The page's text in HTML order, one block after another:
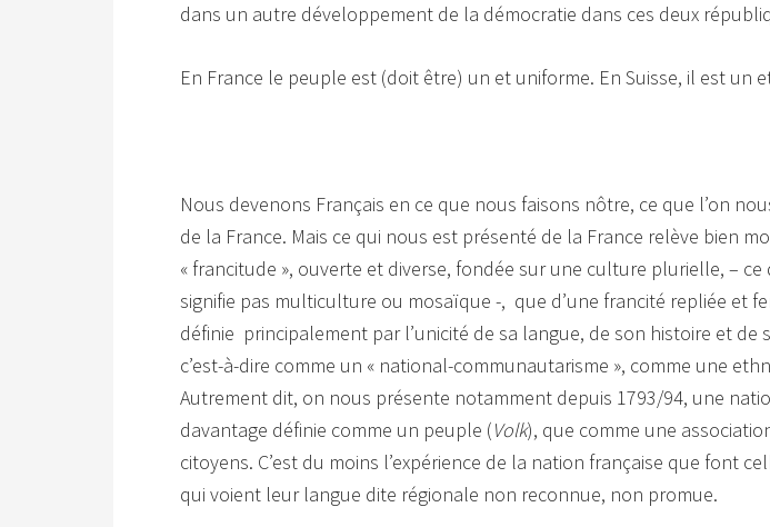
dans un autre développement de la démocratie dans ces deux
En France le peuple est (doit être) un et uniforme. En Suisse, il est un
Nous devenons Français en ce que nous faisons nôtre, ce que l’on
de la France. Mais ce qui nous est présenté de la France relève bien
« francitude », ouverte et diverse, fondée sur une culture plurielle, – ce
signifie pas multiculture ou mosaïque -, que d’une francité repliée et
définie principalement par l’unicité de sa langue, de son histoire et de
c’est-à-dire comme un « national-communautarisme », comme une
Autrement dit, on nous présente notamment depuis 1793/94, une
davantage définie comme un peuple (Volk), que comme une
citoyens. C’est du moins l’expérience de la nation française que font
qui voient leur langue dite régionale non reconnue, non promue.